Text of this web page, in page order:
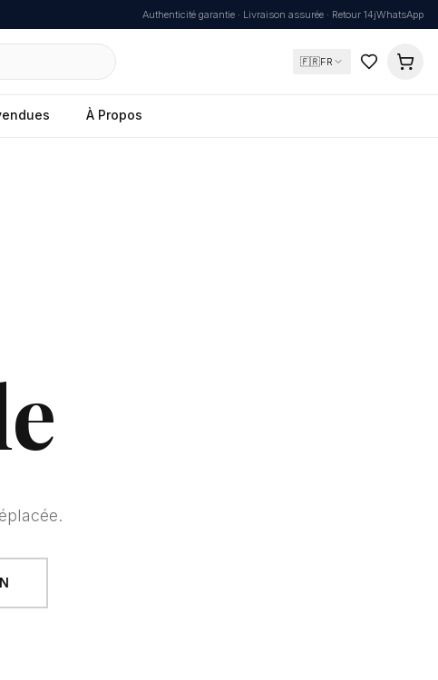
Authenticité garantie · Livraison assurée · Retour 14jWhatsApp
🇫🇷FR
À Propos